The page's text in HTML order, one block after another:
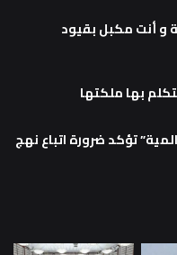
و أنت مكبل بقيود
بها ملكتها
تؤكد ضرورة اتباع نهج